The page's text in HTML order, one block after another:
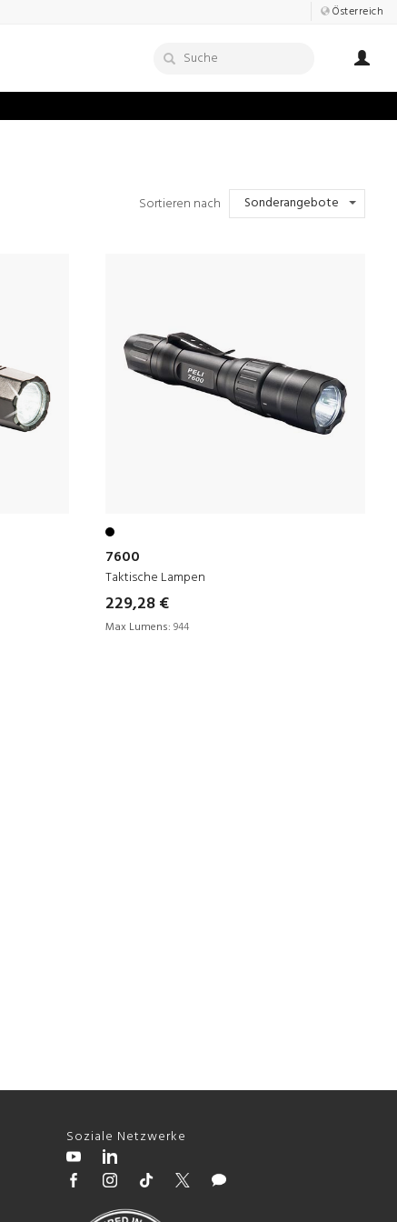
Österreich
Sortieren nach Sonderangebote
7600
Taktische Lampen
229,28 €
Max Lumens: 944
Soziale Netzwerke